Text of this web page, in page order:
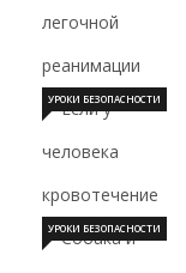
УРОКИ БЕЗОПАСНОСТИ
УРОКИ БЕЗОПАСНОСТИ